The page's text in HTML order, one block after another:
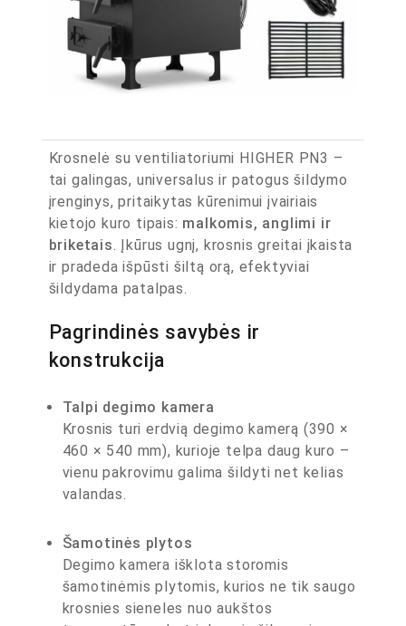
Krosnelė su ventiliatoriumi HIGHER PN3 –
tai galingas, universalus ir patogus šildymo
įrenginys, pritaikytas kūrenimui įvairiais
kietojo kuro tipais: malkomis, anglimi ir
briketais. Įkūrus ugnį, krosnis greitai įkaista
ir pradeda išpūsti šiltą orą, efektyviai
šildydama patalpas.
Pagrindinės savybės ir
konstrukcija
Talpi degimo kamera
Krosnis turi erdvią degimo kamerą (390 ×
460 × 540 mm), kurioje telpa daug kuro –
vienu pakrovimu galima šildyti net kelias
valandas.
Šamotinės plytos
Degimo kamera išklota storomis
šamotinėmis plytomis, kurios ne tik saugo
krosnies sieneles nuo aukštos